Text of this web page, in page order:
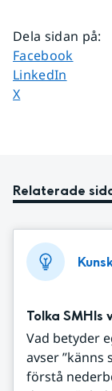
Dela sidan på:
Dela sidan på
Facebook
Dela sidan på
LinkedIn
Dela sidan på
X
Relaterade
Tolka
Vad betyder
avser ”känns
förstå